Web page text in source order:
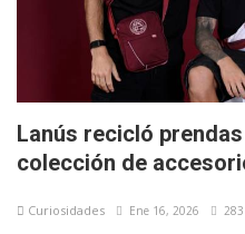
Lanús recicló
colección de
Curiosidades Ene 16, 2026 283